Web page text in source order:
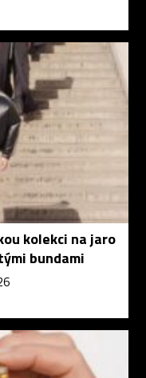
kolekci na jaro
bundami